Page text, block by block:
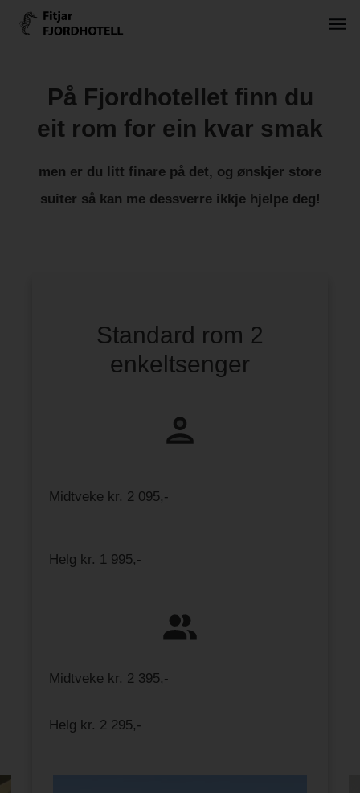
På Fjordhotellet finn du
eit rom for ein kvar smak
men er du litt finare på det, og ønskjer store
suiter så kan me dessverre ikkje hjelpe deg!
Standard rom 2
enkeltsenger
Midtveke kr. 2 095,-
Helg kr. 1 995,-
Midtveke kr. 2 395,-
Helg kr. 2 295,-